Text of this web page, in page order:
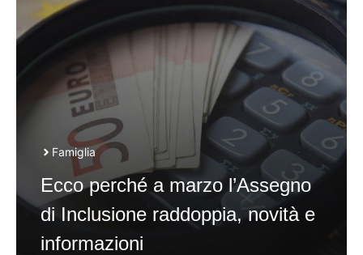
Famiglia
Ecco perché a marzo l’Assegno
di Inclusione raddoppia, novità e
informazioni